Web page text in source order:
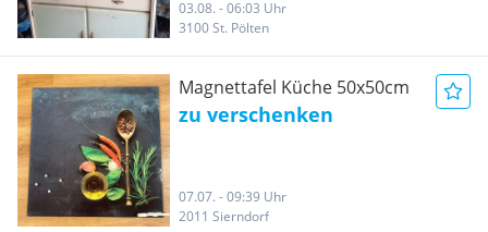
03.08. - 06:03 Uhr
3100 St. Pölten
Magnettafel Küche 50x50cm
zu verschenken
07.07. - 09:39 Uhr
2011 Sierndorf